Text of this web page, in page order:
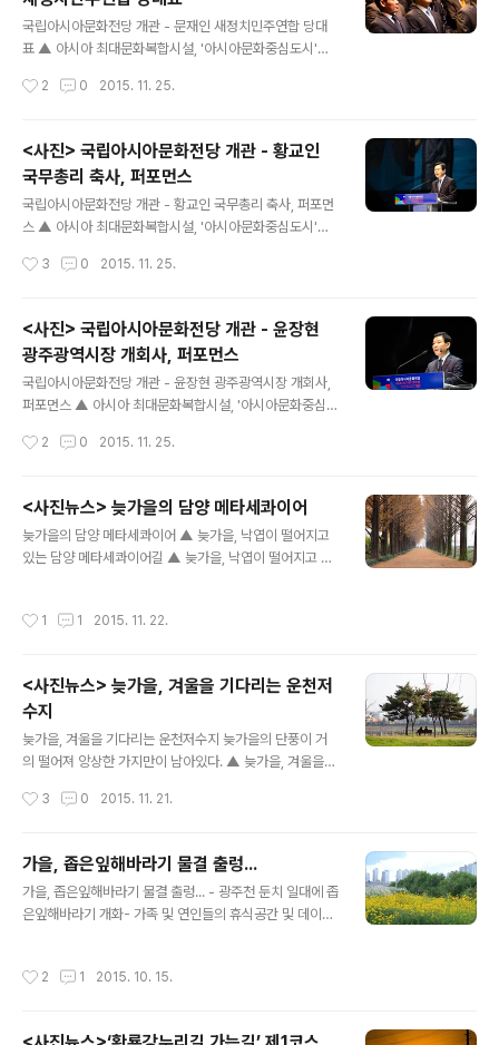
국립아시아문화전당 개관 - 문재인 새정치민주연합 당대
표 ▲ 아시아 최대문화복합시설, '아시아문화중심도시'를
시아문화전당이 25일 공식 개관식을 가졌다. 문재인 새정
화전당 개관식. 좌로부터 윤장현광주시장, 문재인 새정치
민주연합 당대표, 김종덕 문체부 장관, , 황교안 국무총리
ⓒ외침 ▲ 국립아시아문화전당 개관식 후 기자회견을 하
는 문재인 새정치민주연합 당대표 ⓒ외침 ▲ 국립아시아
문화전당 개관식 후 소속 정당 국회의원들과 함께 기자회
aver.com
2 0 2015. 11. 25.
<사진> 국립아시아문화전당 개관 - 황교인
국무총리 축사, 퍼포먼스
국립아시아문화전당 개관 - 황교인 국무총리 축사, 퍼포먼
스 ▲ 아시아 최대문화복합시설, '아시아문화중심도시'를
시아문화전당이 25일 공식 개관식을 가졌다. 황교안 총리
안 총리가 퍼포먼스에 참여하여 "문화융성"이라는 글자를
쓰고 있다.ⓒ외침 ▲ 문화융성 ⓒ외침 like1@naver.co
m
3 0 2015. 11. 25.
<사진> 국립아시아문화전당 개관 - 윤장현
광주광역시장 개회사, 퍼포먼스
국립아시아문화전당 개관 - 윤장현 광주광역시장 개회사,
퍼포먼스 ▲ 아시아 최대문화복합시설, '아시아문화중심도
국립아시아문화전당이 25일 공식 개관식을 가졌다. 이날
고있다. ⓒ외침 ▲ 아시아 최대문화복합시설, '아시아문화
중심도시'를 위한 핵심시설' '아시아문화 허브(Hub)' 역활
을 할 국립아시아문화전당이 25일 공식 개관식을 가졌다.
퍼포먼스 행사 ⓒ외침
2 0 2015. 11. 25.
<사진뉴스> 늦가을의 담양 메타세콰이어
늦가을의 담양 메타세콰이어 ▲ 늦가을, 낙엽이 떨어지고
있는 담양 메타세콰이어길 ▲ 늦가을, 낙엽이 떨어지고 있
1 1 2015. 11. 22.
<사진뉴스> 늦가을, 겨울을 기다리는 운천저
수지
늦가을, 겨울을 기다리는 운천저수지 늦가을의 단풍이 거
의 떨어져 앙상한 가지만이 남아있다. ▲ 늦가을, 겨울을
운천저수지 ⓒ외침 ▲ 늦가을, 겨울을 기다리는 운천저수
3 0 2015. 11. 21.
가을, 좁은잎해바라기 물결 출렁...
가을, 좁은잎해바라기 물결 출렁... - 광주천 둔치 일대에 좁
은잎해바라기 개화- 가족 및 연인들의 휴식공간 및 데이트
라기가 개화하기 시작하면서 가족 및 연인들의 휴식공간과
2 1 2015. 10. 15.